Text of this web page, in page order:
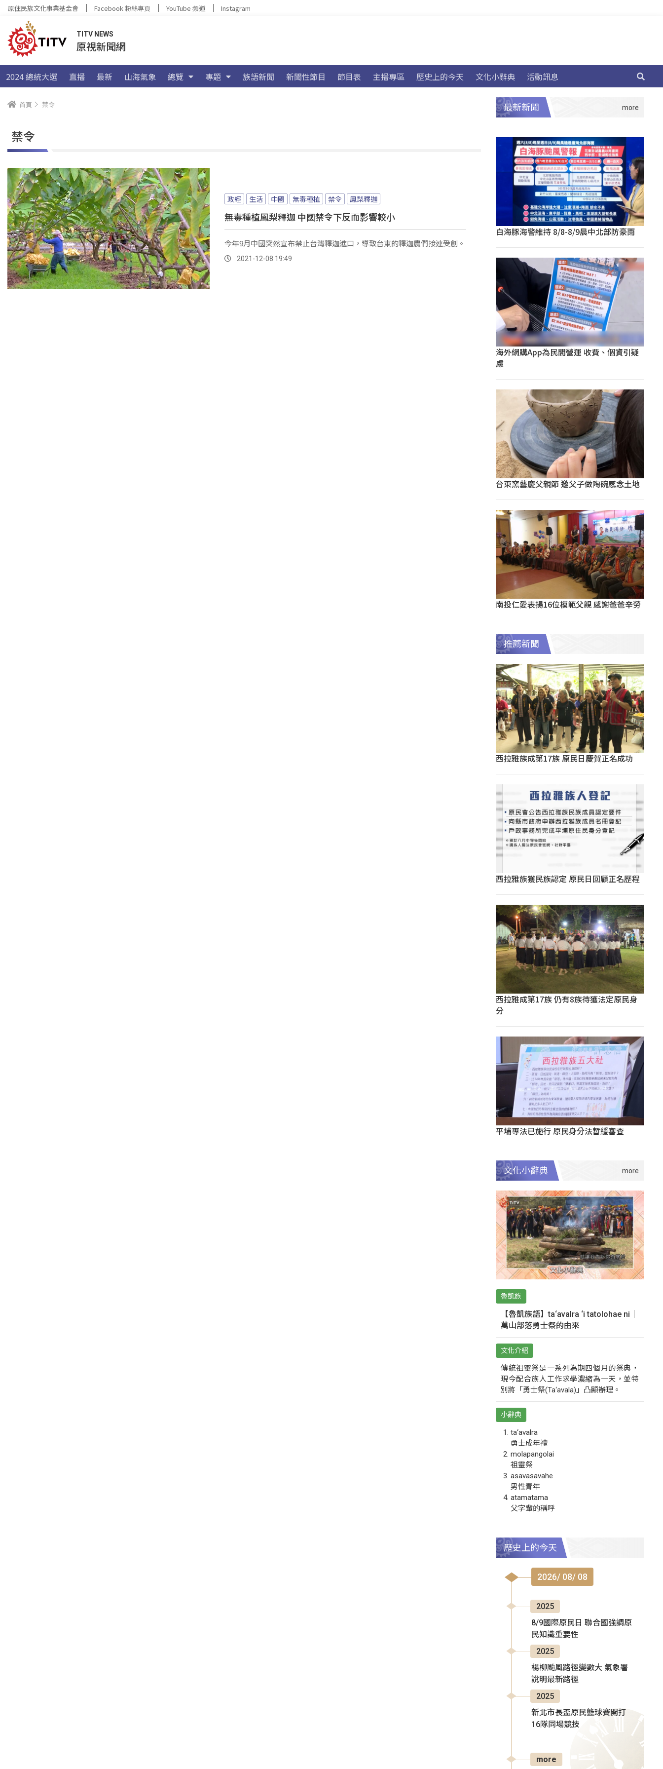
原住民族文化事業基金會 Facebook 粉絲專頁 YouTube 頻道 Instagram
TITV NEWS
原視新聞網
2024 總統大選 直播 最新 山海氣象 總覽 專題 族語新聞 新聞性節目 節目表 主播專區 歷史上的今天 文化小辭典 活動訊息
首頁 禁令
禁令
政經 生活 中國 無毒種植 禁令 鳳梨釋迦
無毒種植鳳梨釋迦 中國禁令下反而影響較小
今年9月中國突然宣布禁止台灣釋迦進口，導致台東的釋迦農們接連受創。
2021-12-08 19:49
最新新聞
白海豚海警維持 8/8-8/9晨中北部防豪雨
海外網購App為民間營運 收費、個資引疑
慮
台東窯藝慶父親節 邀父子做陶碗感念土地
南投仁愛表揚16位模範父親 感謝爸爸辛勞
推薦新聞
西拉雅族成第17族 原民日慶賀正名成功
西拉雅族獲民族認定 原民日回顧正名歷程
西拉雅成第17族 仍有8族待獲法定原民身
分
平埔專法已施行 原民身分法暫緩審查
文化小辭典
魯凱族
【魯凱族語】ta‘avalra ‘i tatolohae ni｜
萬山部落勇士祭的由來
文化介紹
傳統祖靈祭是一系列為期四個月的祭典，
現今配合族人工作求學濃縮為一天，並特
別將「勇士祭(Ta‘avala)」凸顯辦理。
小辭典
ta‘avalra
勇士成年禮
molapangolai
祖靈祭
asavasavahe
男性青年
atamatama
父字輩的稱呼
歷史上的今天
2026/ 08/ 08
2025
8/9國際原民日 聯合國強調原
民知識重要性
2025
楊柳颱風路徑變數大 氣象署
說明最新路徑
2025
新北市長盃原民籃球賽開打
16隊同場競技
more